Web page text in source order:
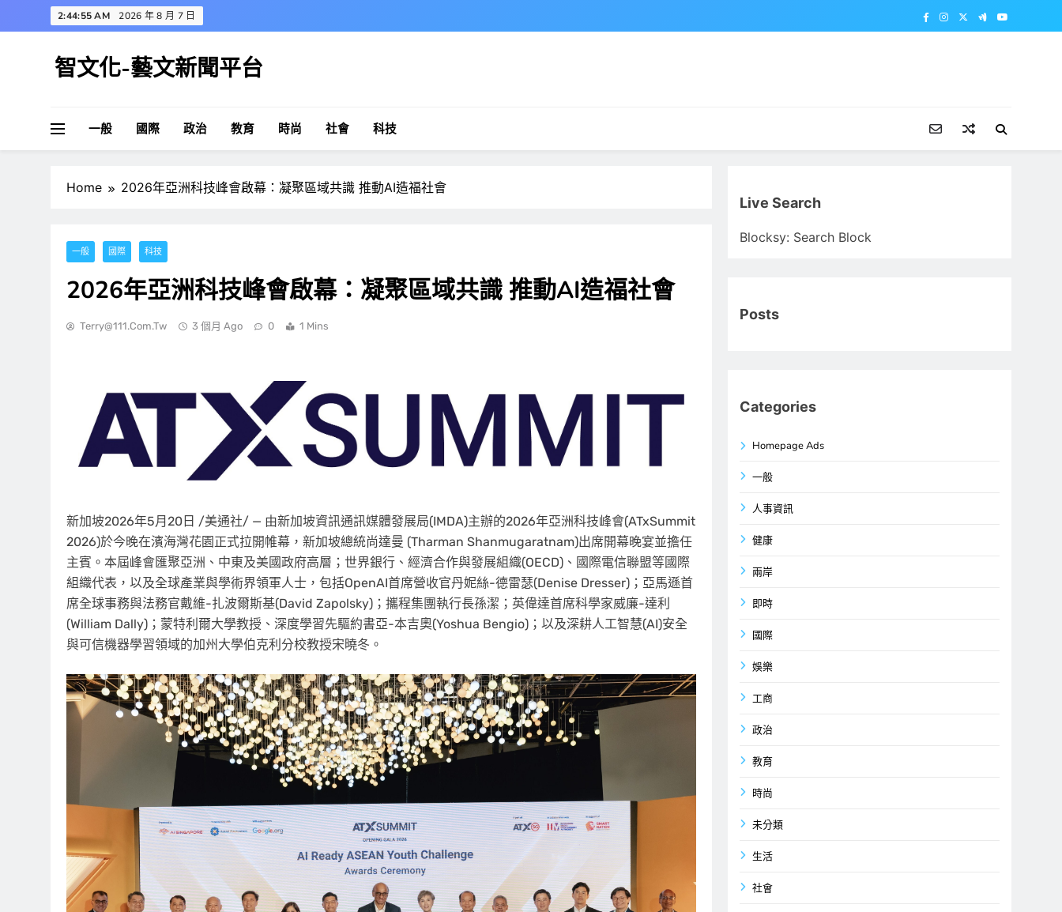
to
2:44:56 AM 2026 年 8 月 7 日
智文化-藝文新聞平台
一般 國際 政治 教育 時尚 社會 科技
Home 2026年亞洲科技峰會啟幕：凝聚區域共識 推動AI造福社會
一般 國際 科技
2026年亞洲科技峰會啟幕：凝聚區域共識 推動AI造福社會
Terry@111.com.tw 3 個月 Ago 0 1 Mins
新加坡2026年5月20日 /美通社/ — 由新加坡資訊通訊媒體發展局(IMDA)主辦的2026年亞洲科技峰會(ATxSummit
2026)於今晚在濱海灣花園正式拉開帷幕， 新加坡總統尚達曼 (Tharman Shanmugaratnam)出席開幕晚宴並擔任
主賓。本屆峰會匯聚亞洲、中東及美國政府高層；世界銀行、經濟合作與發展組織(OECD)、國際電信聯盟等國際
組織代表，以及全球產業與學術界領軍人士，包括OpenAI首席營收官丹妮絲-德雷瑟(Denise Dresser)；亞馬遜首
席全球事務與法務官戴維-扎波爾斯基(David Zapolsky)；攜程集團執行長孫潔；英偉達首席科學家威廉-達利
(William Dally)；蒙特利爾大學教授、深度學習先驅約書亞-本吉奧(Yoshua Bengio)；以及深耕人工智慧(AI)安全
與可信機器學習領域的加州大學伯克利分校教授宋曉冬。
Live Search
Blocksy: Search Block
Posts
Categories
Homepage Ads
一般
人事資訊
健康
兩岸
即時
國際
娛樂
工商
政治
教育
時尚
未分類
生活
社會